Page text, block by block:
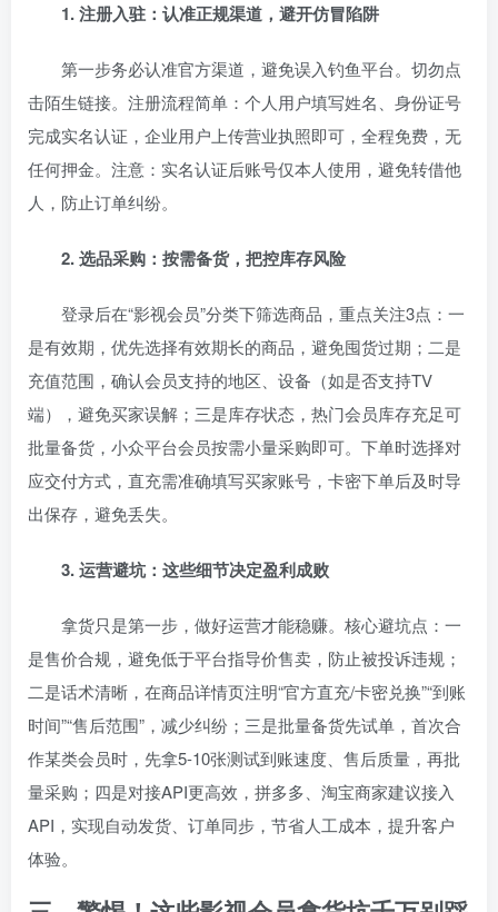
1. 注册入驻：认准正规渠道，避开仿冒陷阱
第一步务必认准官方渠道，避免误入钓鱼平台。切勿点
击陌生链接。注册流程简单：个人用户填写姓名、身份证号
完成实名认证，企业用户上传营业执照即可，全程免费，无
任何押金。注意：实名认证后账号仅本人使用，避免转借他
人，防止订单纠纷。
2. 选品采购：按需备货，把控库存风险
登录后在“影视会员”分类下筛选商品，重点关注3点：一
是有效期，优先选择有效期长的商品，避免囤货过期；二是
充值范围，确认会员支持的地区、设备（如是否支持TV
端），避免买家误解；三是库存状态，热门会员库存充足可
批量备货，小众平台会员按需小量采购即可。下单时选择对
应交付方式，直充需准确填写买家账号，卡密下单后及时导
出保存，避免丢失。
3. 运营避坑：这些细节决定盈利成败
拿货只是第一步，做好运营才能稳赚。核心避坑点：一
是售价合规，避免低于平台指导价售卖，防止被投诉违规；
二是话术清晰，在商品详情页注明“官方直充/卡密兑换”“到账
时间”“售后范围”，减少纠纷；三是批量备货先试单，首次合
作某类会员时，先拿5-10张测试到账速度、售后质量，再批
量采购；四是对接API更高效，拼多多、淘宝商家建议接入
API，实现自动发货、订单同步，节省人工成本，提升客户
体验。